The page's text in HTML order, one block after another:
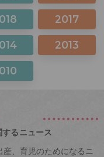
2017
2013
るニュース
、育児のためになるニ